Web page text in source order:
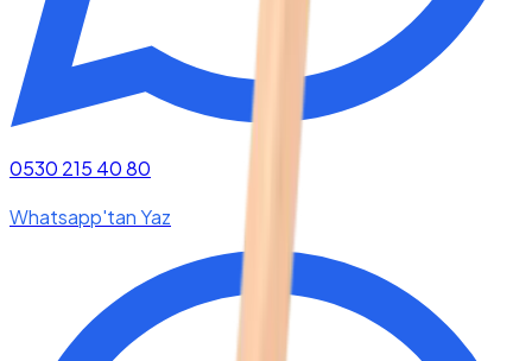
0530 215 40 80
Whatsapp'tan Yaz